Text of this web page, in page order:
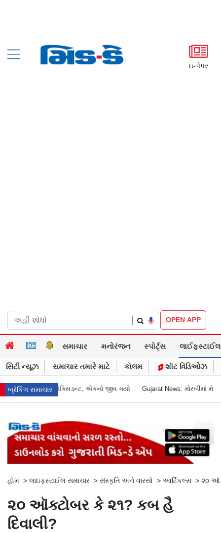
ઇ-પેપર
OPEN APP
સમાચાર મનોરંજન સ્પોર્ટ્સ લાઈફસ્ટાઈલ
સિટી ન્યૂઝ સમાચાર તમારે માટે કૉલમ શૉટ વિડિઓઝ
બ્રેકિંગ સમાચાર
News: મોરબીમાં મેજિક! કૂવાનું પાણી દરિયાનાં મોજાંની જેમ ઊછળવા લાગ્યું, શું કહે
હોમ > લાઇફસ્ટાઈલ સમાચાર > સંસ્કૃતિ અને વારસો > આર્ટિકલ્સ > ૨૦
૨૦ ઑક્ટોબર કે ૨૧? કબ હૈ
દિવાલી?